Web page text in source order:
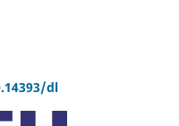
dl